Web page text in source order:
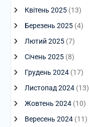
Квітень 2025(13)
Березень 2025(4)
Лютий 2025(7)
Січень 2025(8)
Грудень 2024(17)
Листопад 2024(13)
Жовтень 2024(10)
Вересень 2024(11)